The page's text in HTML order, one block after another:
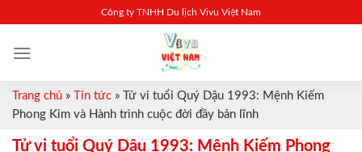
content
Công ty TNHH Du lịch Vivu Việt Nam
Trang chủ » Tin tức »
Tử vi tuổi Quý Dậu 1993: Mệnh Kiếm
Phong Kim và Hành trình cuộc đời đầy bản lĩnh
Tử vi tuổi Quý Dậu 1993: Mệnh Kiếm Phong